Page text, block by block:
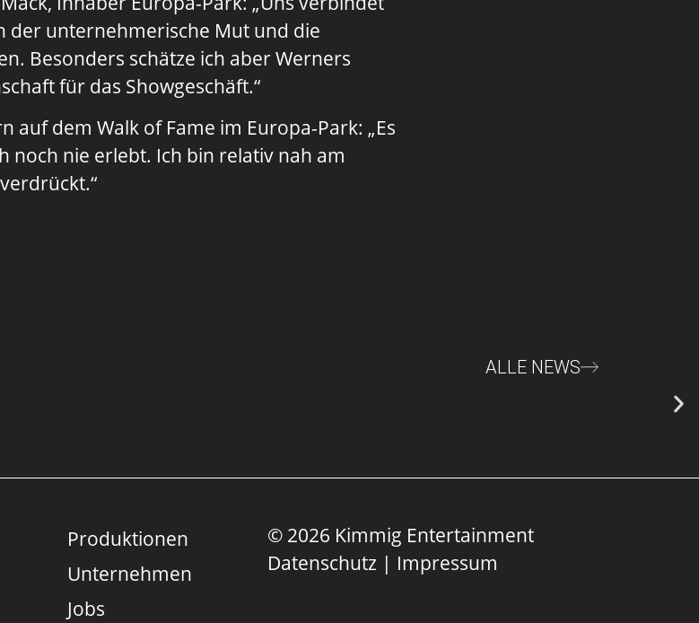
der unternehmerische Mut und die
Besonders schätze ich aber Werners
für das Showgeschäft.“
dem Walk of Fame im Europa-Park: „Es
noch nie erlebt. Ich bin relativ nah am
ALLE NEWS
Produktionen
Unternehmen
Jobs
© 2026 Kimmig Entertainment
Datenschutz | Impressum